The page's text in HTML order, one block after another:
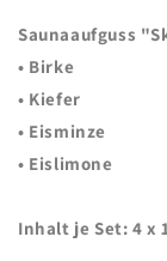
g
Dose
Saunaaufguss
• Birke
• Kiefer
• Eisminze
• Eislimone
Inhalt je Set: 4 x